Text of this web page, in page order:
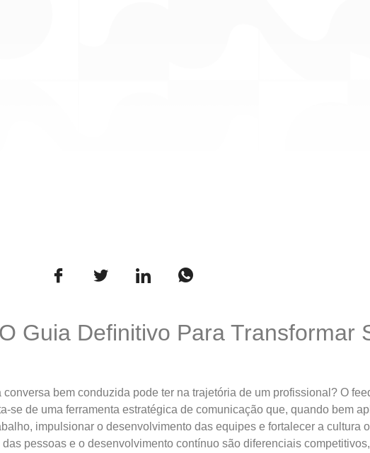
Guia Definitivo Para Transformar
bem conduzida pode ter na trajetória de um profissional? O
se de uma ferramenta estratégica de comunicação que, quando bem
impulsionar o desenvolvimento das equipes e fortalecer a cultura
pessoas e o desenvolvimento contínuo são diferenciais